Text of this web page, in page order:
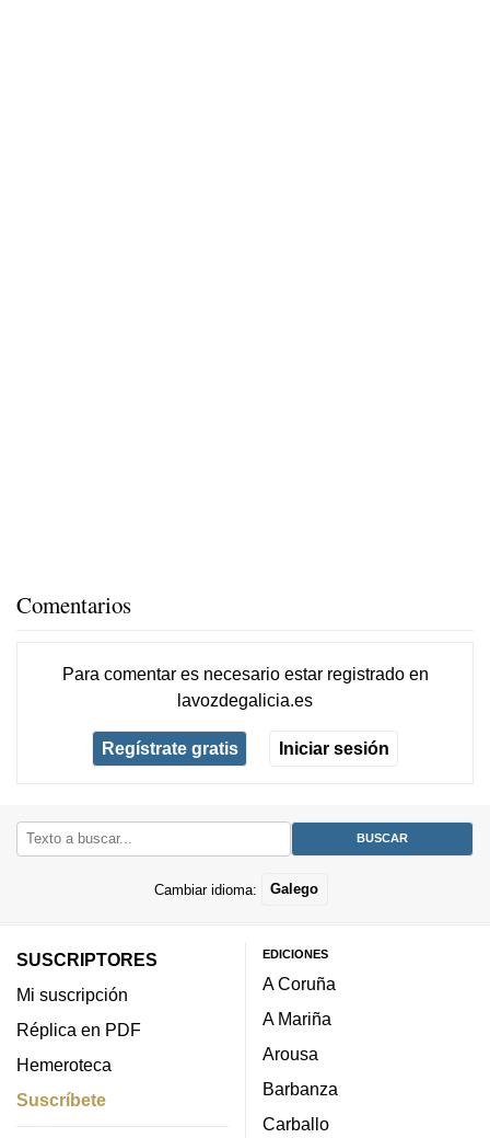
Comentarios
Para comentar es necesario estar registradoen
lavozdegalicia.es
Regístrate gratis Iniciar sesión
Cambiar idioma: Galego
SUSCRIPTORES
Mi suscripción
Réplica en PDF
Hemeroteca
Suscríbete
EDICIONES
A Coruña
A Mariña
Arousa
Barbanza
Carballo